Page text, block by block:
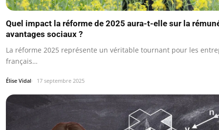
Quel impact la réforme de 2025 aura-t-elle sur la
avantages sociaux ?
La réforme 2025 représente un véritable tournant pour les
français…
Élise Vidal 17 septembre 2025